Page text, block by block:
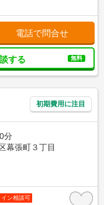
電話で問合せ
する 無料
初期費用に注目
分
幕張町３丁目
ン相談可